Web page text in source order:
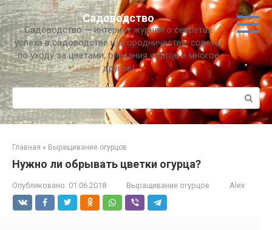
Перейти
к
контенту
Садоводство
Садоводство — интернет журнал о секретах
успеха в садоводстве и огородничестве, советы
по уходу за цветами, описания сортов и многое
другое!
Поиск:
Главная » Выращивание огурцов
Нужно ли обрывать цветки огурца?
Опубликовано: 01.06.2018 Выращивание огурцов Alex